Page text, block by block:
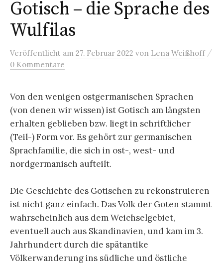
Gotisch – die Sprache des
Wulfilas
Veröffentlicht am 27. Februar 2022 von Lena Weißhoff /
0 Kommentare
Von den wenigen ostgermanischen Sprachen
(von denen wir wissen) ist Gotisch am längsten
erhalten geblieben bzw. liegt in schriftlicher
(Teil-) Form vor. Es gehört zur germanischen
Sprachfamilie, die sich in ost-, west- und
nordgermanisch aufteilt.
Die Geschichte des Gotischen zu rekonstruieren
ist nicht ganz einfach. Das Volk der Goten stammt
wahrscheinlich aus dem Weichselgebiet,
eventuell auch aus Skandinavien, und kam im 3.
Jahrhundert durch die spätantike
Völkerwanderung ins südliche und östliche